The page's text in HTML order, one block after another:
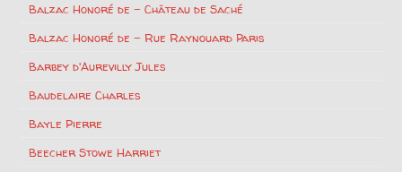
Balzac Honoré de – Château de Saché
Balzac Honoré de – Rue Raynouard Paris
Barbey d'Aurevilly Jules
Baudelaire Charles
Bayle Pierre
Beecher Stowe Harriet